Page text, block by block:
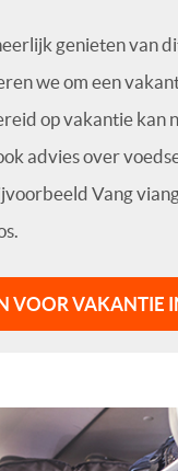
genieten van
we om een
op vakantie kan
advies over
Vang
VOOR VAKANTIE